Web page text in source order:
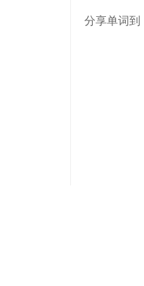
分享单词到